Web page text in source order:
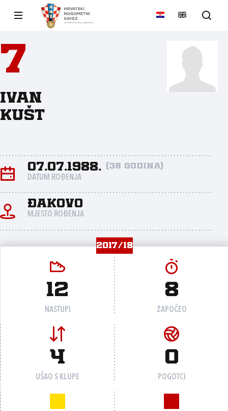
7
Ivan
Kušt
07.07.1988. (38 godina)
DATUM ROĐENJA
Đakovo
MJESTO ROĐENJA
2017/18
12
NASTUPI
8
ZAPOČEO
4
UŠAO S KLUPE
0
POGOTCI